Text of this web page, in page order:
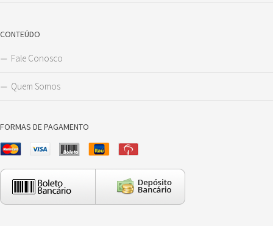
CONTEÚDO
Fale Conosco
Quem Somos
FORMAS DE PAGAMENTO